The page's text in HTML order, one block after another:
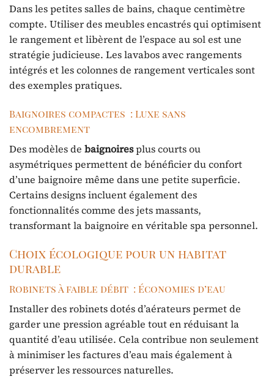
Dans les petites salles de bains, chaque centimètre
compte. Utiliser des meubles encastrés qui optimisent
le rangement et libèrent de l’espace au sol est une
stratégie judicieuse. Les lavabos avec rangements
intégrés et les colonnes de rangement verticales sont
des exemples pratiques.
Baignoires compactes : Luxe sans
encombrement
Des modèles de baignoiresplus courts ou
asymétriques permettent de bénéficier du confort
d’une baignoire même dans une petite superficie.
Certains designs incluent également des
fonctionnalités comme des jets massants,
transformant la baignoire en véritable spa personnel.
Choix écologique pour un habitat
durable
Robinets à faible débit : Économies d’eau
Installer des robinets dotés d’aérateurs permet de
garder une pression agréable tout en réduisant la
quantité d’eau utilisée. Cela contribue non seulement
à minimiser les factures d’eau mais également à
préserver les ressources naturelles.